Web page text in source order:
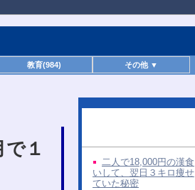
教育(984) その他 ▼
１
二人で18,000円の漢食
いして、翌日３キロ痩せ
ていた秘密